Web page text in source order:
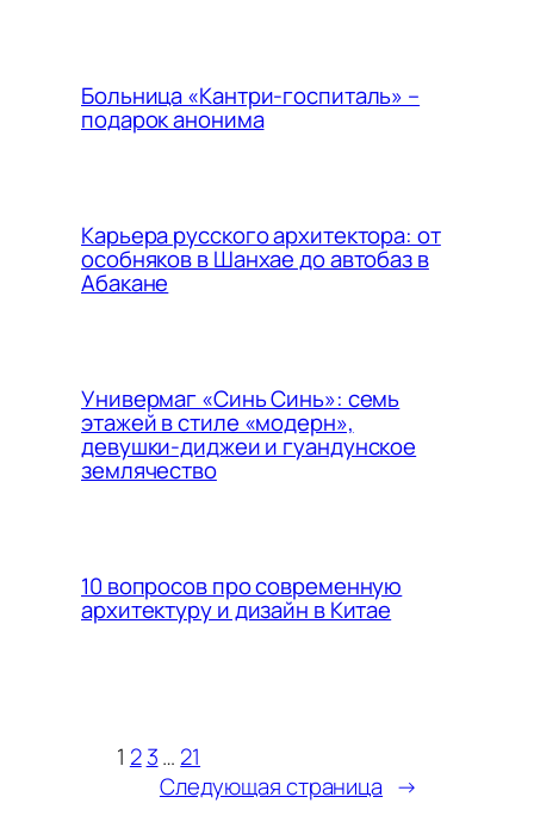
Больница «Кантри-госпиталь» –
подарок анонима
Карьера русского архитектора: от
особняков в Шанхае до автобаз в
Абакане
Универмаг «Синь Синь»: семь
этажей в стиле «модерн»,
девушки-диджеи и гуандунское
землячество
10 вопросов про современную
архитектуру и дизайн в Китае
1 2 3… 21
Следующая страница →